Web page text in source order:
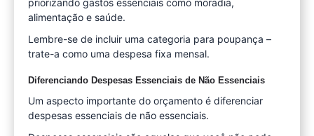
priorizando gastos essenciais como moradia,
alimentação e saúde.
Lembre-se de incluir uma categoria para poupança –
trate-a como uma despesa fixa mensal.
Diferenciando Despesas Essenciais de Não Essenciais
Um aspecto importante do orçamento é diferenciar
despesas essenciais de não essenciais.